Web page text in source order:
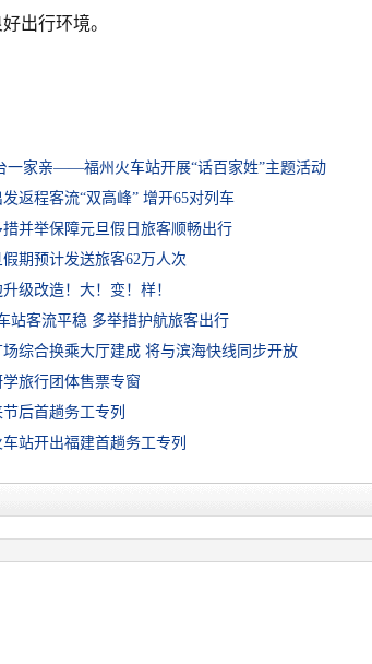
出行环境。
一家亲——福州火车站开展“话百家姓”主题活动
返程客流“双高峰” 增开65对列车
并举保障元旦假日旅客顺畅出行
期预计发送旅客62万人次
级改造！大！变！样！
站客流平稳 多举措护航旅客出行
综合换乘大厅建成 将与滨海快线同步开放
旅行团体售票专窗
后首趟务工专列
站开出福建首趟务工专列